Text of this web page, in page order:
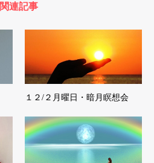
関連記事
１２/２月曜日・暗月瞑想会